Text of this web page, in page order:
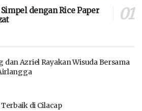
dengan Rice Paper
dan Azriel Rayakan Wisuda Bersama
di Cilacap